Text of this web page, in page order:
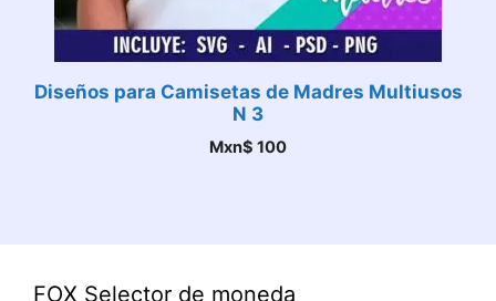
Diseños para Camisetas de Madres Multiusos
N 3
Mxn$ 100
FOX Selector de moneda